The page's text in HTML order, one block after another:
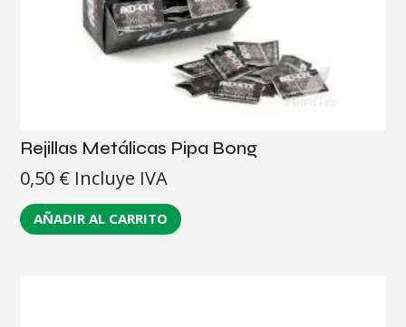
Rejillas Metálicas Pipa Bong
0,50 € Incluye IVA
AÑADIR AL CARRITO